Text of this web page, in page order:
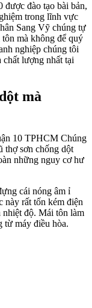
được đào tạo bài bản,
trong lĩnh vực
Sang Vỹ chúng tự
mà không để quý
nghiệp chúng tôi
lượng nhất tại
mà
10 TPHCM Chúng
thợ sơn chống dột
những nguy cơ hư
cái nóng âm ỉ
này rất tốn kém điện
nhiệt độ. Mái tôn làm
từ máy điều hòa.